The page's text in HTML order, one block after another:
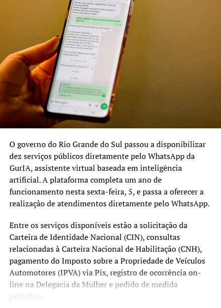
A Radiografia projeta uma retomada do crescimento para
2025, impulsionada por investimentos em inovação,
pesquisa e diversificação produtiva. Cadeias emergentes,
como a olivicultura e a fruticultura, são apontadas como
oportunidades para ampliar a base econômica e agregar
valor às exportações.
Além do desempenho econômico, a publicação destaca o
papel social e estratégico da agropecuária no
desenvolvimento sustentável do Estado, ressaltando a
importância de políticas públicas e parcerias para
garantir maior resiliência e competitividade ao setor.
TÓPICOS RELACIONADOS: AGRONEGÓCIO
PIB
RIO GRANDE DO SUL
A SEGUIR UP
RS inaugura nova Cadeia Pública de Porto Alegre após
NÃO SE ESQUEÇA
Rio Grande do Sul registra 76 mil novas vagas formais até
julho de 2025
O governo do Rio Grande do Sul passou a disponibilizar
dez serviços públicos diretamente pelo WhatsApp da
GurIA, assistente virtual baseada em inteligência
artificial. A plataforma completa um ano de
funcionamento nesta sexta-feira, 5, e passa a oferecer a
realização de atendimentos diretamente pelo WhatsApp.
Entre os serviços disponíveis estão a solicitação da
Carteira de Identidade Nacional (CIN), consultas
relacionadas à Carteira Nacional de Habilitação (CNH),
pagamento do Imposto sobre a Propriedade de Veículos
Automotores (IPVA) via Pix, registro de ocorrência on-
line na Delegacia da Mulher e pedido de medida